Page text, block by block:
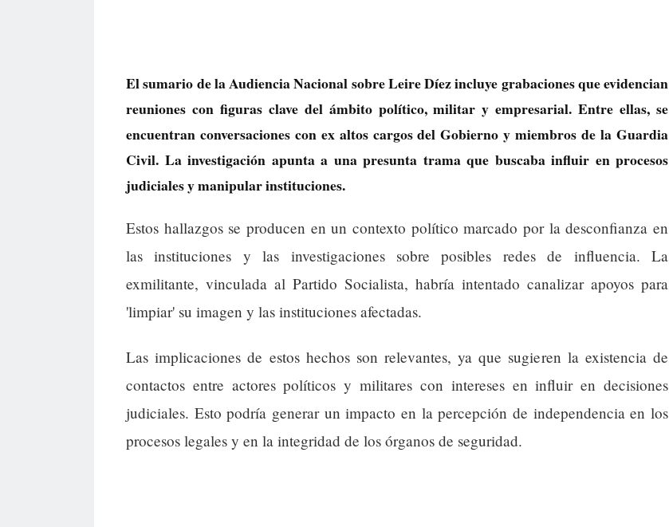
El sumario de la Audiencia Nacional sobre Leire Díez incluye grabaciones que evidencian
reuniones con figuras clave del ámbito político, militar y empresarial. Entre ellas, se
encuentran conversaciones con ex altos cargos del Gobierno y miembros de la Guardia
Civil. La investigación apunta a una presunta trama que buscaba influir en procesos
judiciales y manipular instituciones.
Estos hallazgos se producen en un contexto político marcado por la desconfianza en
las instituciones y las investigaciones sobre posibles redes de influencia. La
exmilitante, vinculada al Partido Socialista, habría intentado canalizar apoyos para
'limpiar' su imagen y las instituciones afectadas.
Las implicaciones de estos hechos son relevantes, ya que sugieren la existencia de
contactos entre actores políticos y militares con intereses en influir en decisiones
judiciales. Esto podría generar un impacto en la percepción de independencia en los
procesos legales y en la integridad de los órganos de seguridad.